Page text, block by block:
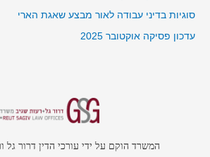
r
:
סוגיות בדיני עבודה לאור מבצע שאגת הארי
עדכון פסיקה אוקטובר 2025
המשרד הוקם על ידי עורכי הדין דרור גל